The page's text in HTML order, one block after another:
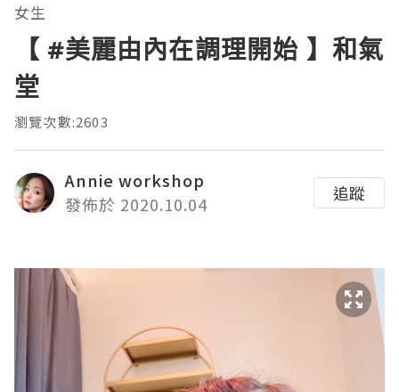
女生
【 #美麗由內在調理開始 】和氣
堂
瀏覽次數:2603
Annie workshop
發佈於 2020.10.04
追蹤